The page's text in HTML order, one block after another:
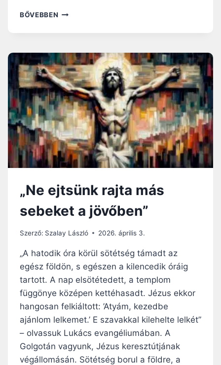
BŐVEBBEN
B
O
L
T
C
S
Ö
N
D
J
E
„Ne ejtsünk rajta más
sebeket a jövőben”
Szerző: Szalay László 2026. április 3.
„A hatodik óra körül sötétség támadt az
egész földön, s egészen a kilencedik óráig
tartott. A nap elsötétedett, a templom
függönye középen kettéhasadt. Jézus ekkor
hangosan felkiáltott: ’Atyám, kezedbe
ajánlom lelkemet.’ E szavakkal kilehelte lelkét”
– olvassuk Lukács evangéliumában. A
Golgotán vagyunk, Jézus keresztútjának
végállomásán. Sötétség borul a földre, a